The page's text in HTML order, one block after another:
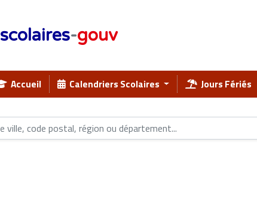
scolaires-gouv
Accueil Calendriers Scolaires Jours Fériés